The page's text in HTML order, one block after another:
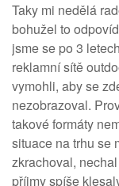
Taky mi nedělá
bohužel to
jsme se po 3
reklamní sítě
vymohli, aby se
nezobrazoval.
takové formáty
situace na trhu se
zkrachoval,
příjmy spíše